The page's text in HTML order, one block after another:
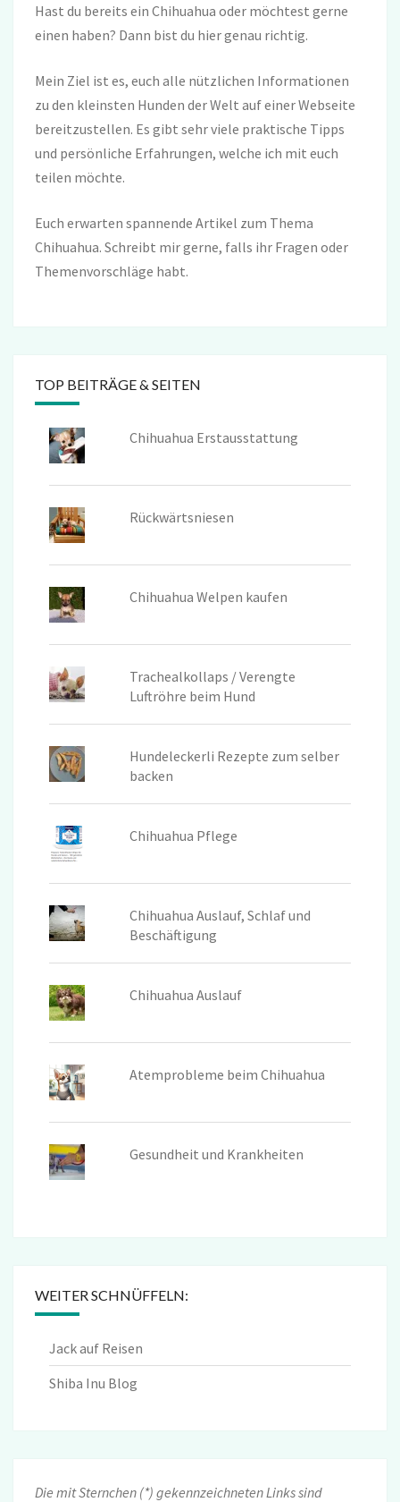
Hast du bereits ein Chihuahua oder möchtest gerne
einen haben? Dann bist du hier genau richtig.
Mein Ziel ist es, euch alle nützlichen Informationen
zu den kleinsten Hunden der Welt auf einer Webseite
bereitzustellen. Es gibt sehr viele praktische Tipps
und persönliche Erfahrungen, welche ich mit euch
teilen möchte.
Euch erwarten spannende Artikel zum Thema
Chihuahua. Schreibt mir gerne, falls ihr Fragen oder
Themenvorschläge habt.
TOP BEITRÄGE & SEITEN
Chihuahua Erstausstattung
Rückwärtsniesen
Chihuahua Welpen kaufen
Trachealkollaps / Verengte
Luftröhre beim Hund
Hundeleckerli Rezepte zum selber
backen
Chihuahua Pflege
Chihuahua Auslauf, Schlaf und
Beschäftigung
Chihuahua Auslauf
Atemprobleme beim Chihuahua
Gesundheit und Krankheiten
WEITER SCHNÜFFELN:
Jack auf Reisen
Shiba Inu Blog
Die mit Sternchen (*) gekennzeichneten Links sind